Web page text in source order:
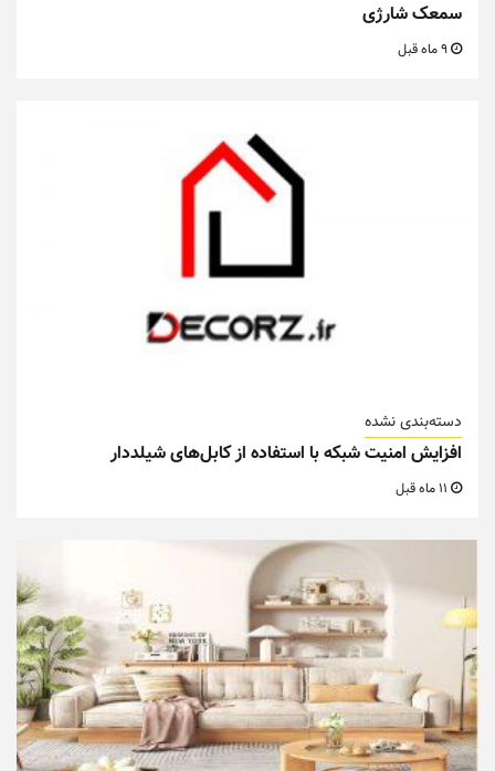
سمعک شارژی
دسته‌بندی نشده
افزایش امنیت شبکه با استفاده از کابل‌های شیلددار